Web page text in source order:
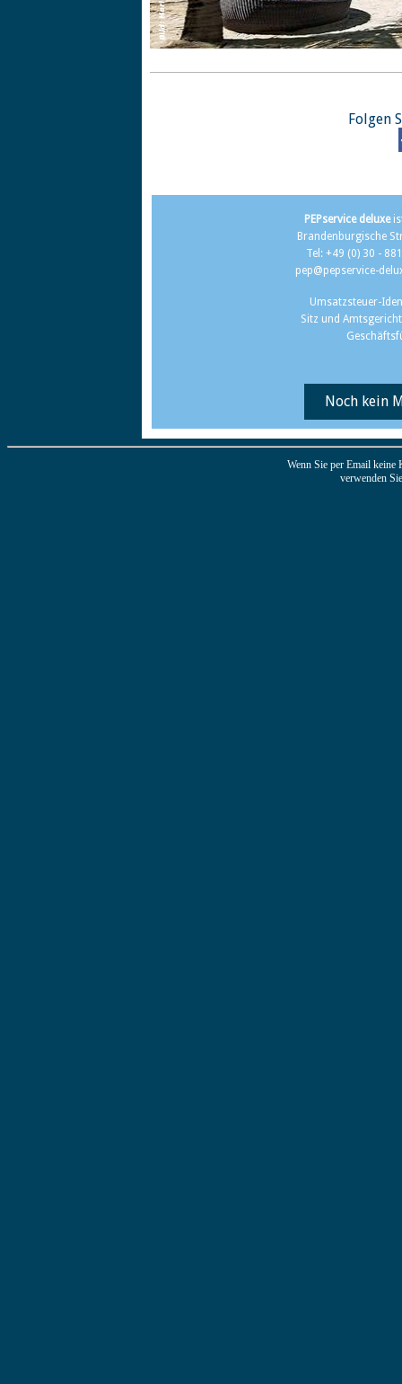
Folgen
PEPservice deluxe
Brandenburgische
Tel: +49 (0) 30 -
pep@pepservice-
Umsatzsteuer-
Sitz und
Noch kein
Wenn Sie per Email keine
verwenden